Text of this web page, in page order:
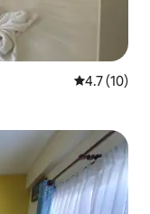
レビュー10
4.7 (10)